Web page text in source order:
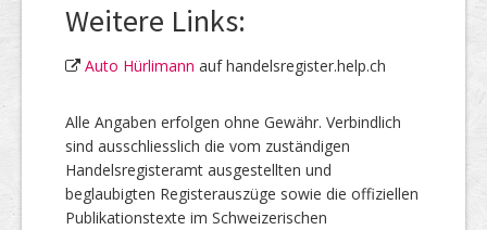
Weitere Links:
Auto Hürlimann auf handelsregister.help.ch
Alle Angaben erfolgen ohne Gewähr. Verbindlich
sind ausschliesslich die vom zuständigen
Handelsregisteramt ausgestellten und
beglaubigten Registerauszüge sowie die offiziellen
Publikationstexte im Schweizerischen